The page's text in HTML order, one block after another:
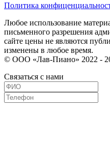
Политика
Любое использование
письменного разрешения
сайте цены не являются
изменены в любое время.
© ООО «Лав-Пиано» 2022 -
Связаться с нами